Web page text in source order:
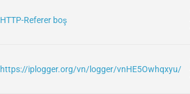
HTTP-Referer boş
https://iplogger.org/vn/logger/vnHE5Owhqxyu/